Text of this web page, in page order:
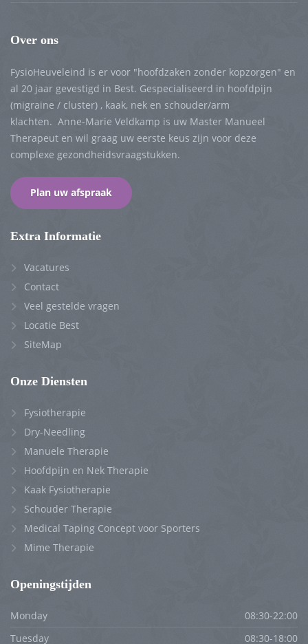
Over ons
FysioHeuveleind is er voor "hoofdzaken zonder kopzorgen" en
al 20 jaar gevestigd in Best. Gespecialiseerd in hoofdpijn
(migraine / cluster) , kaak, nek en schouder/arm
klachten. Anne-Marie Veldkamp is uw Master Manueel
Therapeut en wil graag uw eerste keus zijn voor deze
complexe gezondheidsvraagstukken.
Plan uw afspraak
Extra Informatie
Vacatures
Contact
Veel gestelde vragen
Locatie Best
SiteMap
Onze Diensten
Fysiotherapie
Dry-Needling
Manuele Therapie
Hoofdpijn en Nek Therapie
Kaak Fysiotherapie
Schouder Therapie
Medical Taping Concept voor Sporters
Mime Therapie
Openingstijden
Monday
08:30-22:00
Tuesday
08:30-18:00